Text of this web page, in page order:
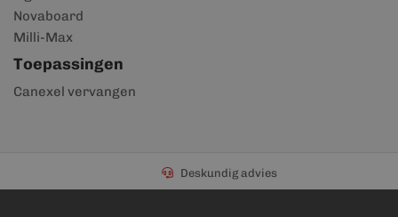
Novaboard
Milli-Max
Toepassingen
Canexel vervangen
Deskundig advies